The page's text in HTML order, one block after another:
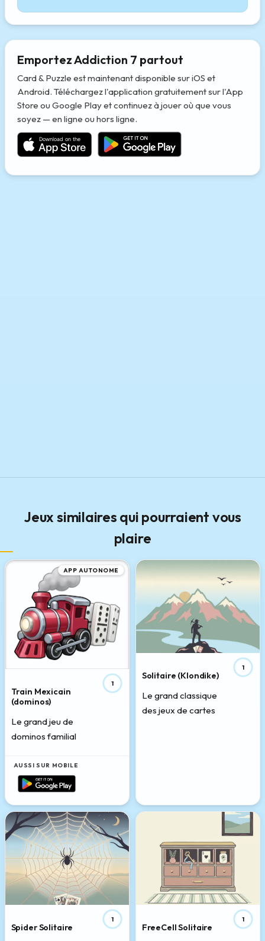
Emportez Addiction 7 partout
Card & Puzzle est maintenant disponible sur iOS et
Android. Téléchargez l'application gratuitement sur l'App
Store ou Google Play et continuez à jouer où que vous
soyez — en ligne ou hors ligne.
Jeux similaires qui pourraient vous
plaire
APP AUTONOME
Train Mexicain
(dominos)
Le grand jeu de
dominos familial
1
AUSSI SUR MOBILE
Solitaire (Klondike)
Le grand classique
des jeux de cartes
1
Spider Solitaire
1
FreeCell Solitaire
1